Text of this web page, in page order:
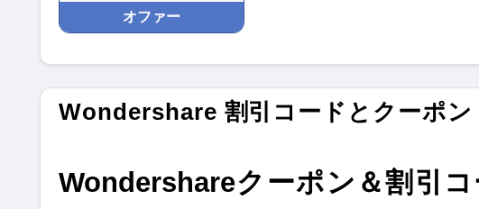
オファー
Wondershare 割引コードとクーポン
Wondershareクーポン＆割引